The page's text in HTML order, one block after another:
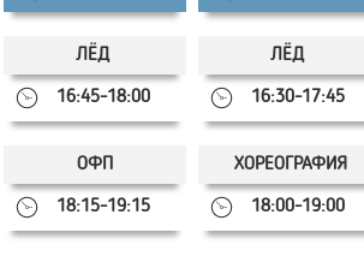
ЛЁД
16:45-18:00
ОФП
18:15-19:15
ЛЁД
16:30-17:45
ХОРЕОГРАФИЯ
18:00-19:00